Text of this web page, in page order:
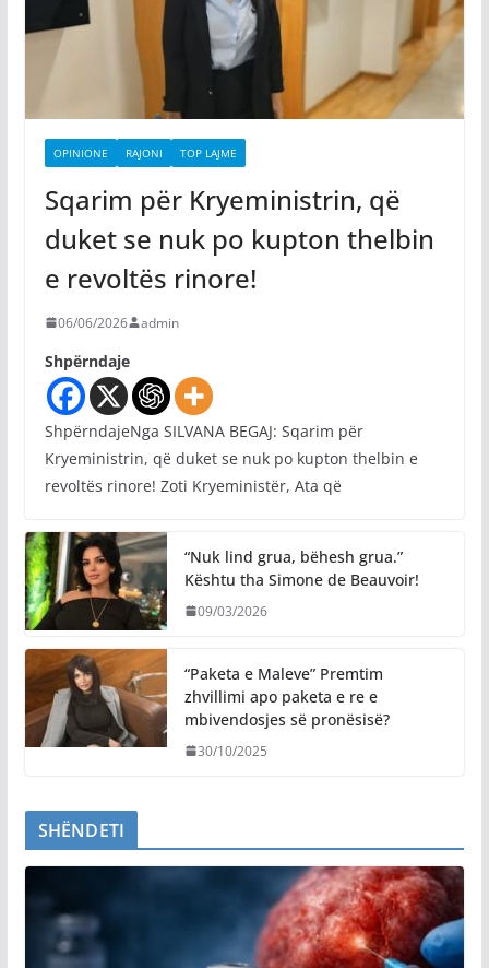
OPINIONE RAJONI TOP LAJME
Sqarim për Kryeministrin, që
duket se nuk po kupton thelbin
e revoltës rinore!
06/06/2026 admin
Shpërndaje
ShpërndajeNga SILVANA BEGAJ: Sqarim për
Kryeministrin, që duket se nuk po kupton thelbin e
revoltës rinore! Zoti Kryeministër, Ata që
“Nuk lind grua, bëhesh grua.”
Kështu tha Simone de Beauvoir!
09/03/2026
“Paketa e Maleve” Premtim
zhvillimi apo paketa e re e
mbivendosjes së pronësisë?
30/10/2025
SHËNDETI